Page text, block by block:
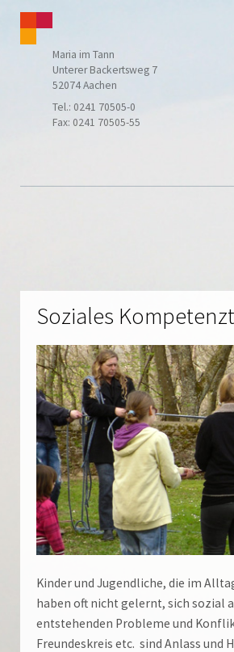
Maria im Tann
Unterer Backertsweg 7
52074 Aachen
Tel.: 0241 70505-0
Fax: 0241 70505-55
Soziales
Kinder und Jugendliche, die im
haben oft nicht gelernt, sich sozial
entstehenden Probleme und
Freundeskreis etc. sind Anlass und